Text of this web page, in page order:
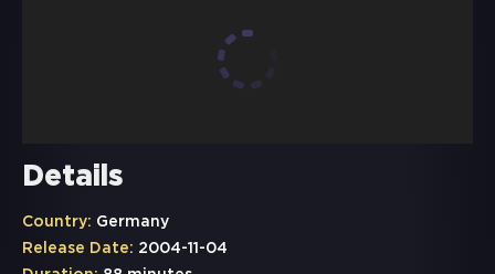
Details
Country: Germany
Release Date: 2004-11-04